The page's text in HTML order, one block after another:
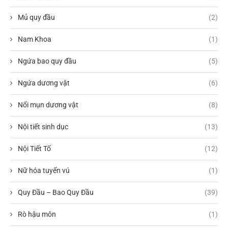
Mủ quy đầu (2)
Nam Khoa (1)
Ngứa bao quy đầu (5)
Ngứa dương vật (6)
Nổi mụn dương vật (8)
Nội tiết sinh dục (13)
Nội Tiết Tố (12)
Nữ hóa tuyến vú (1)
Quy Đầu – Bao Quy Đầu (39)
Rò hậu môn (1)